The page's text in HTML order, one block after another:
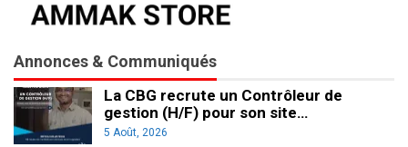
Annonces & Communiqués
La CBG recrute un Contrôleur de
gestion (H/F) pour son site…
5 Août, 2026